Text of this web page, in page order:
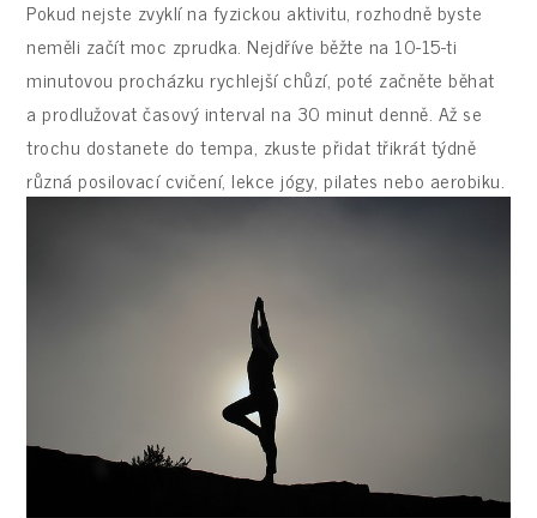
Pokud nejste zvyklí na fyzickou aktivitu, rozhodně byste
neměli začít moc zprudka. Nejdříve běžte na 10-15-ti
minutovou procházku rychlejší chůzí, poté začněte běhat
a prodlužovat časový interval na 30 minut denně. Až se
trochu dostanete do tempa, zkuste přidat třikrát týdně
různá posilovací cvičení, lekce jógy, pilates nebo aerobiku.